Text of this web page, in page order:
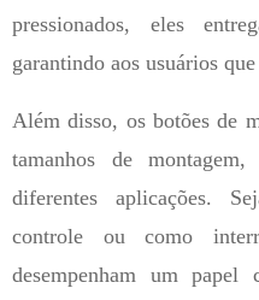
pressionados, eles
garantindo aos usuários
Além disso, os botões de
tamanhos de
diferentes aplicações.
controle ou como
desempenham um papel